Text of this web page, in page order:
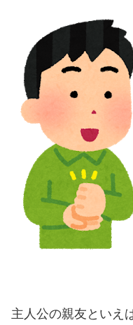
主人公の親友といえ